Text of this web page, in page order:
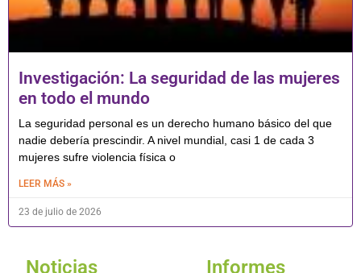
Investigación: La seguridad de las mujeres
en todo el mundo
La seguridad personal es un derecho humano básico del que
nadie debería prescindir. A nivel mundial, casi 1 de cada 3
mujeres sufre violencia física o
LEER MÁS »
23 de julio de 2026
Noticias Informes